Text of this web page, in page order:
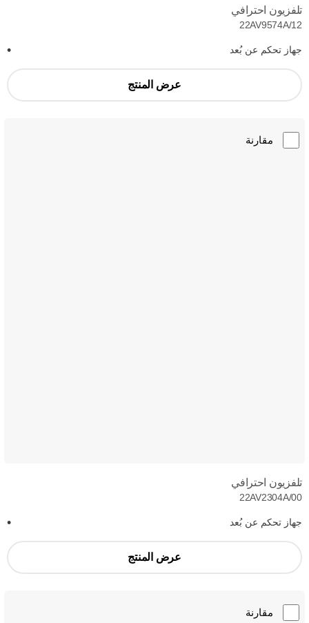
تلفزيون احترافي
22AV9574A/12
جهاز تحكم عن بُعد
عرض المنتج
مقارنة
تلفزيون احترافي
22AV2304A/00
جهاز تحكم عن بُعد
عرض المنتج
مقارنة